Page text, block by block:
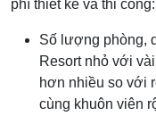
phí thiết kế và thi công:
Số lượng phòng,
Resort nhỏ với
hơn nhiều so với
cùng khuôn viên